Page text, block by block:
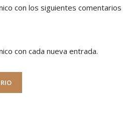
con los siguientes comentarios
con cada nueva entrada.